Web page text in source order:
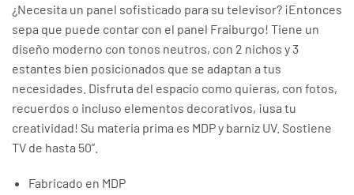
¿Necesita un panel sofisticado para su televisor? ¡Entonces
sepa que puede contar con el panel Fraiburgo! Tiene un
diseño moderno con tonos neutros, con 2 nichos y 3
estantes bien posicionados que se adaptan a tus
necesidades. Disfruta del espacio como quieras, con fotos,
recuerdos o incluso elementos decorativos, ¡usa tu
creatividad! Su materia prima es MDP y barniz UV. Sostiene
TV de hasta 50”.
Fabricado en MDP